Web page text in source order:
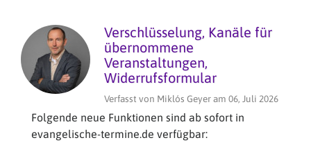
Verschlüsselung, Kanäle für
übernommene
Veranstaltungen,
Widerrufsformular
Verfasst von Miklós Geyeram 06, Juli 2026
Folgende neue Funktionen sind ab sofort in
evangelische-termine.de verfügbar: